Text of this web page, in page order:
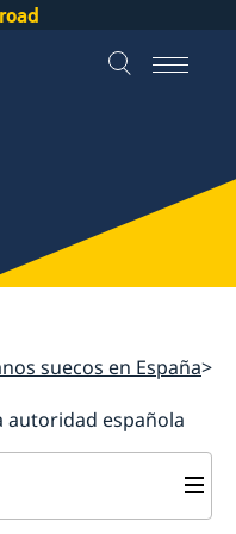
suecos en España
española